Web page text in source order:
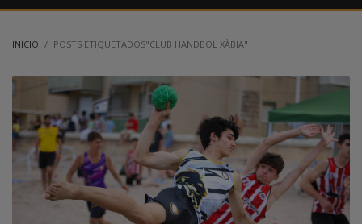
INICIO POSTS ETIQUETADOS"CLUB HANDBOL XÀBIA"